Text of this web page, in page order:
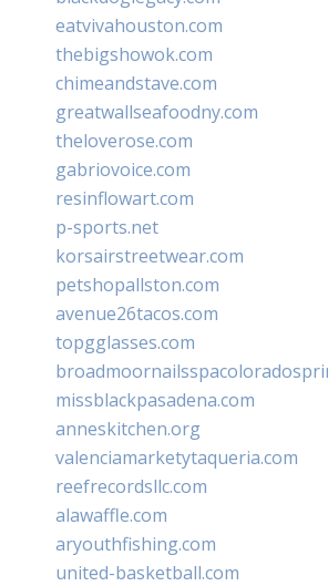
eatvivahouston.com
thebigshowok.com
chimeandstave.com
greatwallseafoodny.com
theloverose.com
gabriovoice.com
resinflowart.com
p-sports.net
korsairstreetwear.com
petshopallston.com
avenue26tacos.com
topgglasses.com
missblackpasadena.com
anneskitchen.org
valenciamarketytaqueria.com
reefrecordsllc.com
alawaffle.com
aryouthfishing.com
united-basketball.com